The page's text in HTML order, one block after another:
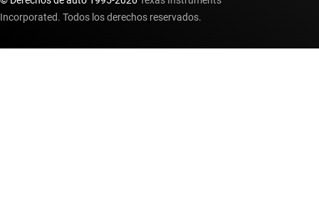
Incorporated. Todos los derechos reservados.